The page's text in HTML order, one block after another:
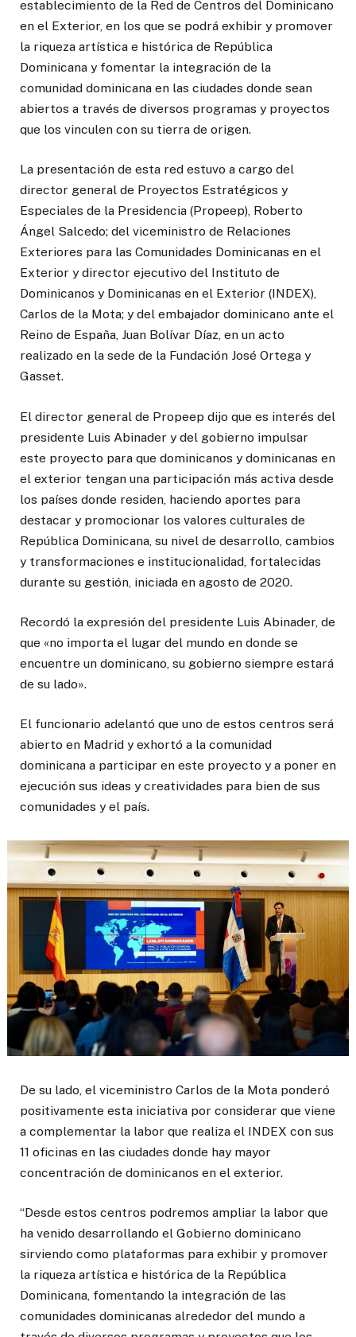
establecimiento de la Red de Centros del Dominicano
en el Exterior, en los que se podrá exhibir y promover
la riqueza artística e histórica de República
Dominicana y fomentar la integración de la
comunidad dominicana en las ciudades donde sean
abiertos a través de diversos programas y proyectos
que los vinculen con su tierra de origen.
La presentación de esta red estuvo a cargo del
director general de Proyectos Estratégicos y
Especiales de la Presidencia (Propeep), Roberto
Ángel Salcedo; del viceministro de Relaciones
Exteriores para las Comunidades Dominicanas en el
Exterior y director ejecutivo del Instituto de
Dominicanos y Dominicanas en el Exterior (INDEX),
Carlos de la Mota; y del embajador dominicano ante el
Reino de España, Juan Bolívar Díaz, en un acto
realizado en la sede de la Fundación José Ortega y
Gasset.
El director general de Propeep dijo que es interés del
presidente Luis Abinader y del gobierno impulsar
este proyecto para que dominicanos y dominicanas en
el exterior tengan una participación más activa desde
los países donde residen, haciendo aportes para
destacar y promocionar los valores culturales de
República Dominicana, su nivel de desarrollo, cambios
y transformaciones e institucionalidad, fortalecidas
durante su gestión, iniciada en agosto de 2020.
Recordó la expresión del presidente Luis Abinader, de
que «no importa el lugar del mundo en donde se
encuentre un dominicano, su gobierno siempre estará
de su lado».
El funcionario adelantó que uno de estos centros será
abierto en Madrid y exhortó a la comunidad
dominicana a participar en este proyecto y a poner en
ejecución sus ideas y creatividades para bien de sus
comunidades y el país.
De su lado, el viceministro Carlos de la Mota ponderó
positivamente esta iniciativa por considerar que viene
a complementar la labor que realiza el INDEX con sus
11 oficinas en las ciudades donde hay mayor
concentración de dominicanos en el exterior.
“Desde estos centros podremos ampliar la labor que
ha venido desarrollando el Gobierno dominicano
sirviendo como plataformas para exhibir y promover
la riqueza artística e histórica de la República
Dominicana, fomentando la integración de las
comunidades dominicanas alrededor del mundo a